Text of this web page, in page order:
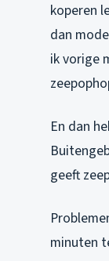
koperen
dan
ik vorige
En dan
geeft
minuten